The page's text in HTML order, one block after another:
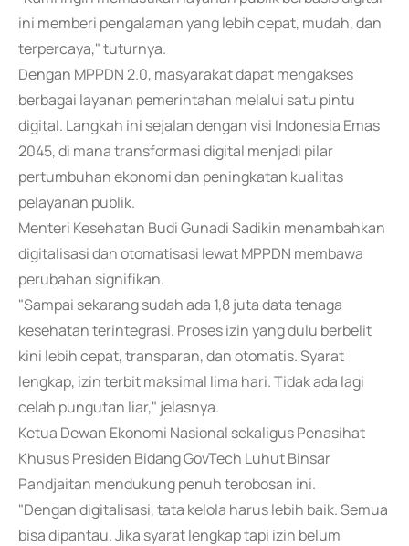
ini memberi pengalaman yang lebih cepat, mudah, dan
terpercaya," tuturnya.
Dengan MPPDN 2.0, masyarakat dapat mengakses
berbagai layanan pemerintahan melalui satu pintu
digital. Langkah ini sejalan dengan visi Indonesia Emas
2045, di mana transformasi digital menjadi pilar
pertumbuhan ekonomi dan peningkatan kualitas
pelayanan publik.
Menteri Kesehatan Budi Gunadi Sadikin menambahkan
digitalisasi dan otomatisasi lewat MPPDN membawa
perubahan signifikan.
"Sampai sekarang sudah ada 1,8 juta data tenaga
kesehatan terintegrasi. Proses izin yang dulu berbelit
kini lebih cepat, transparan, dan otomatis. Syarat
lengkap, izin terbit maksimal lima hari. Tidak ada lagi
celah pungutan liar," jelasnya.
Ketua Dewan Ekonomi Nasional sekaligus Penasihat
Khusus Presiden Bidang GovTech Luhut Binsar
Pandjaitan mendukung penuh terobosan ini.
"Dengan digitalisasi, tata kelola harus lebih baik. Semua
bisa dipantau. Jika syarat lengkap tapi izin belum